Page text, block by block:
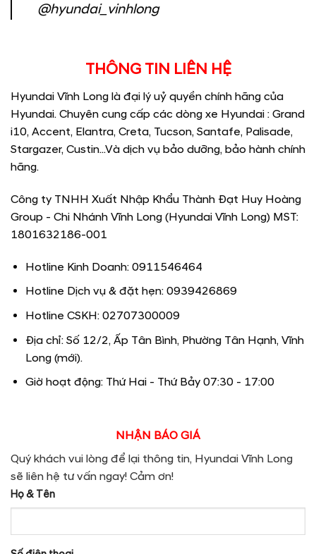
@hyundai_vinhlong
THÔNG TIN LIÊN HỆ
Hyundai Vĩnh Long là đại lý uỷ quyền chính hãng của
Hyundai. Chuyên cung cấp các dòng xe Hyundai : Grand
i10, Accent, Elantra, Creta, Tucson, Santafe, Palisade,
Stargazer, Custin...Và dịch vụ bảo dưỡng, bảo hành chính
hãng.
Công ty TNHH Xuất Nhập Khẩu Thành Đạt Huy Hoàng
Group - Chi Nhánh Vĩnh Long (Hyundai Vĩnh Long) MST:
1801632186-001
Hotline Kinh Doanh: 0911546464
Hotline Dịch vụ & đặt hẹn: 0939426869
Hotline CSKH: 02707300009
Địa chỉ: Số 12/2, Ấp Tân Bình, Phường Tân Hạnh, Vĩnh
Long (mới).
Giờ hoạt động: Thứ Hai - Thứ Bảy 07:30 - 17:00
NHẬN BÁO GIÁ
Quý khách vui lòng để lại thông tin, Hyundai Vĩnh Long
sẽ liên hệ tư vấn ngay! Cảm ơn!
Họ & Tên